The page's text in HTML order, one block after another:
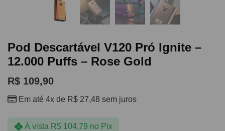
Pod Descartável V120 Pró Ignite –
12.000 Puffs – Rose Gold
R$ 109,90
Em até 4x de R$ 27,48 sem juros
À vista R$104,79 no Pix